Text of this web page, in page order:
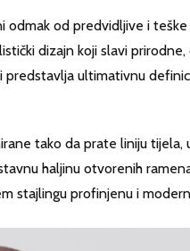
od predvidljive i teške
dizajn koji slavi prirodne,
predstavlja ultimativnu
tako da prate liniju tijela,
haljinu otvorenih
stajlingu profinjenu i